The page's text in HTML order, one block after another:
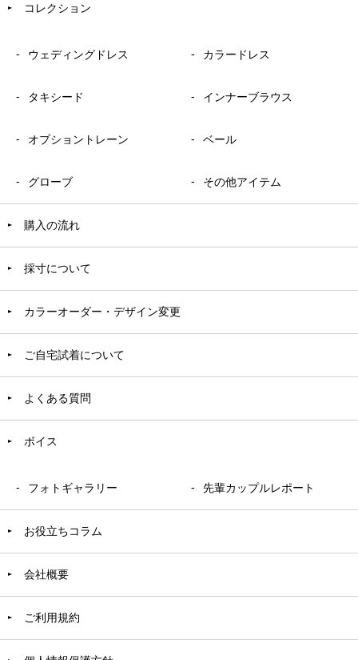
コレクション
ウェディングドレス カラードレス
タキシード インナーブラウス
オプショントレーン ベール
グローブ その他アイテム
購入の流れ
採寸について
カラーオーダー・デザイン変更
ご自宅試着について
よくある質問
ボイス
フォトギャラリー 先輩カップルレポート
お役立ちコラム
会社概要
ご利用規約